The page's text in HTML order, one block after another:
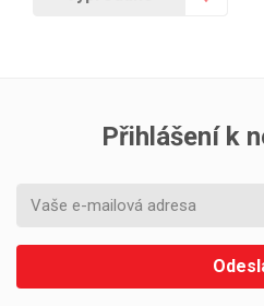
Přihlášení k